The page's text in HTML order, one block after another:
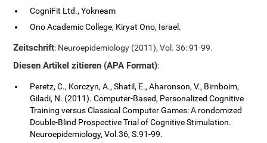
CogniFit Ltd., Yokneam
Ono Academic College, Kiryat Ono, Israel.
Zeitschrift: Neuroepidemiology (2011), Vol. 36: 91-99.
Diesen Artikel zitieren (APA Format):
Peretz, C., Korczyn, A., Shatil, E., Aharonson, V., Birnboim,
Giladi, N. (2011). Computer-Based, Personalized Cognitive
Training versus Classical Computer Games: A rondomized
Double-Blind Prospective Trial of Cognitive Stimulation.
Neuroepidemiology, Vol.36, S.91-99.